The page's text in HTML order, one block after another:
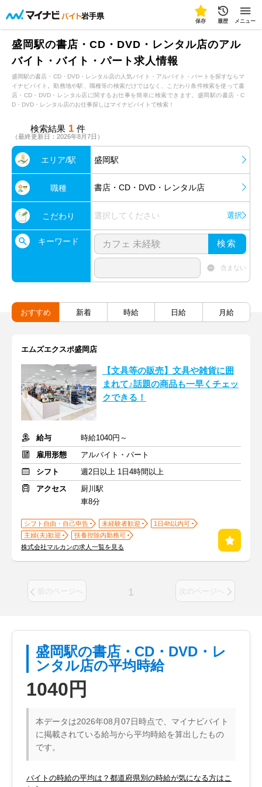
岩手県
保存 履歴 メニュー
盛岡駅の書店・CD・DVD・レンタル店のアル
バイト・バイト・パート求人情報
盛岡駅の書店・CD・DVD・レンタル店の人気バイト・アルバイト・パートを探すならマ
イナビバイト。勤務地や駅、職種等の検索だけではなく、こだわり条件検索を使って書
店・CD・DVD・レンタル店に関するお仕事を簡単に検索できます。盛岡駅の書店・C
D・DVD・レンタル店のお仕事探しはマイナビバイトで検索！
検索結果 1 件
（最終更新日：2026年8月7日）
エリア/駅 盛岡駅
職種 書店・CD・DVD・レンタル店
こだわり 選択してください 選択
キーワード 検索
含まない
おすすめ 新着 時給 日給 月給
エムズエクスポ盛岡店
【文具等の販売】文具や雑貨に囲
まれて♪話題の商品も一早くチェッ
クできる！
給与
時給1040円～
雇用形態
アルバイト・パート
シフト
週2日以上 1日4時間以上
アクセス
厨川駅
車8分
シフト自由・自己申告 未経験者歓迎
1日4h以内可
主婦(夫)歓迎
扶養控除内勤務可
株式会社マルカンの求人一覧を見る
前のページへ 1 次のページへ
盛岡駅の書店・CD・DVD・レ
ンタル店の平均時給
1040円
本データは2026年08月07日時点で、マイナビバイト
に掲載されている給与から平均時給を算出したもの
です。
バイトの時給の平均は？都道府県別の時給が気になる方はこ